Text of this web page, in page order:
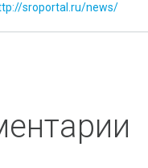
sroportal.ru/news/